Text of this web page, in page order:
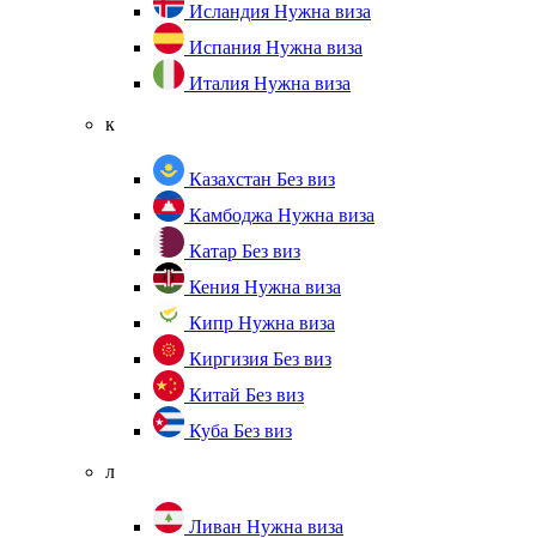
Исландия Нужна виза
Испания Нужна виза
Италия Нужна виза
к
Казахстан Без виз
Камбоджа Нужна виза
Катар Без виз
Кения Нужна виза
Кипр Нужна виза
Киргизия Без виз
Китай Без виз
Куба Без виз
л
Ливан Нужна виза